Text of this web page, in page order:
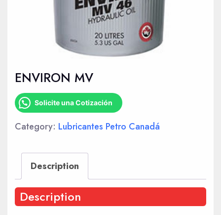
ENVIRON MV
Solicite una Cotización
Category: Lubricantes Petro Canadá
Description
Description